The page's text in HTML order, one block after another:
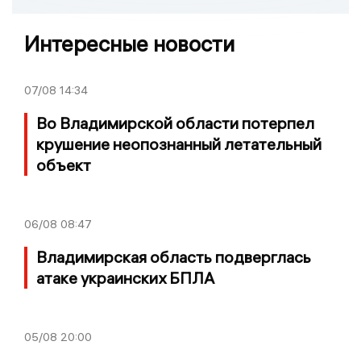
Интересные новости
07/08 14:34
Во Владимирской области потерпел
крушение неопознанный летательный
объект
06/08 08:47
Владимирская область подверглась
атаке украинских БПЛА
05/08 20:00